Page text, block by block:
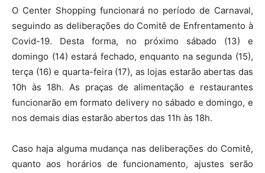
O Center Shopping funcionará no período de Carnaval,
seguindo as deliberações do Comitê de Enfrentamento à
Covid-19. Desta forma, no próximo sábado (13) e
domingo (14) estará fechado, enquanto na segunda (15),
terça (16) e quarta-feira (17), as lojas estarão abertas das
10h às 18h. As praças de alimentação e restaurantes
funcionarão em formato delivery no sábado e domingo, e
nos demais dias estarão abertos das 11h às 18h.
Caso haja alguma mudança nas deliberações do Comitê,
quanto aos horários de funcionamento, ajustes serão